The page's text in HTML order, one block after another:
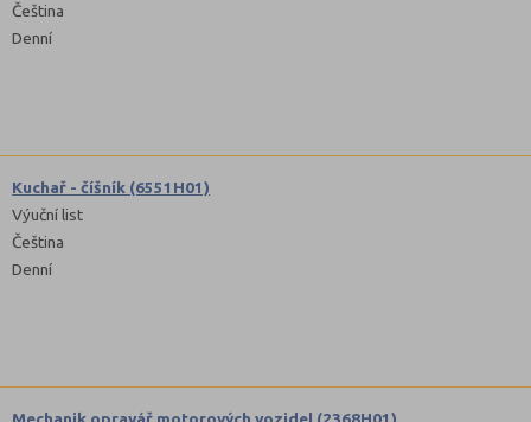
Čeština
Denní
Kuchař - číšník (6551H01)
Výuční list
Čeština
Denní
Mechanik opravář motorových vozidel (2368H01)